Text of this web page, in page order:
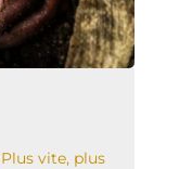
vite, plus